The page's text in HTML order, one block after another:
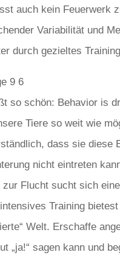
auch kein Feuerwerk
Variabilität und
durch gezieltes
so schön: Behavior is
Tiere so weit wie
dass sie diese
nicht eintreten
zur Flucht sucht sich
Training
Welt. Erschaffe
„ja!“ sagen kann und